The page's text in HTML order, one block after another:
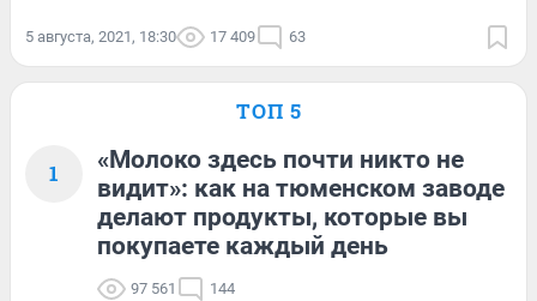
5 августа, 2021, 18:30 17 409 63
ТОП 5
1
«Молоко здесь почти никто не
видит»: как на тюменском заводе
делают продукты, которые вы
покупаете каждый день
97 561 144